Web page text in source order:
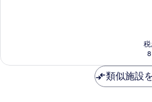
ラ
良
類似施設